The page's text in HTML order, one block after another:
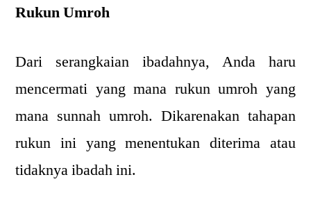
Rukun Umroh
Dari serangkaian ibadahnya, Anda haru
mencermati yang mana rukun umroh yang
mana sunnah umroh. Dikarenakan tahapan
rukun ini yang menentukan diterima atau
tidaknya ibadah ini.